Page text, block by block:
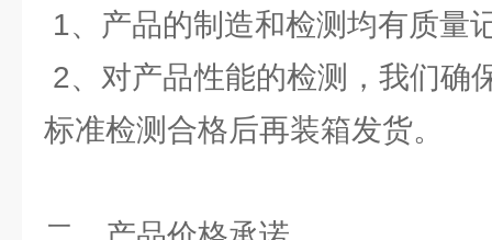
1、产品的制造和检测均有质量
2、对产品性能的检测，我们确
标准检测合格后再装箱发货。